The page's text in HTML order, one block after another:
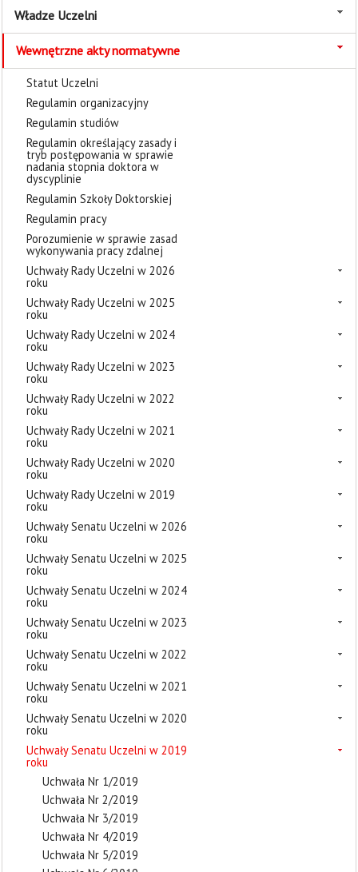
Władze Uczelni
Wewnętrzne akty normatywne
Statut Uczelni
Regulamin organizacyjny
Regulamin studiów
Regulamin określający zasady i
tryb postępowania w sprawie
nadania stopnia doktora w
dyscyplinie
Regulamin Szkoły Doktorskiej
Regulamin pracy
Porozumienie w sprawie zasad
wykonywania pracy zdalnej
Uchwały Rady Uczelni w 2026
roku
Uchwały Rady Uczelni w 2025
roku
Uchwały Rady Uczelni w 2024
roku
Uchwały Rady Uczelni w 2023
roku
Uchwały Rady Uczelni w 2022
roku
Uchwały Rady Uczelni w 2021
roku
Uchwały Rady Uczelni w 2020
roku
Uchwały Rady Uczelni w 2019
roku
Uchwały Senatu Uczelni w 2026
roku
Uchwały Senatu Uczelni w 2025
roku
Uchwały Senatu Uczelni w 2024
roku
Uchwały Senatu Uczelni w 2023
roku
Uchwały Senatu Uczelni w 2022
roku
Uchwały Senatu Uczelni w 2021
roku
Uchwały Senatu Uczelni w 2020
roku
Uchwały Senatu Uczelni w 2019
roku
Uchwała Nr 1/2019
Uchwała Nr 2/2019
Uchwała Nr 3/2019
Uchwała Nr 4/2019
Uchwała Nr 5/2019